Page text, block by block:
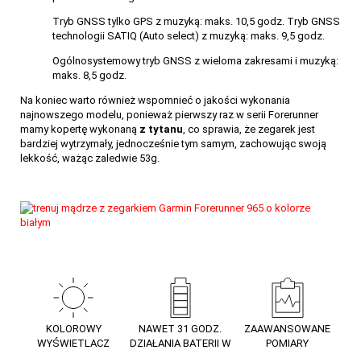
Tryb GNSS tylko GPS z muzyką: maks. 10,5 godz. Tryb GNSS
technologii SATIQ (Auto select) z muzyką: maks. 9,5 godz.
Ogólnosystemowy tryb GNSS z wieloma zakresami i muzyką:
maks. 8,5 godz.
Na koniec warto również wspomnieć o jakości wykonania
najnowszego modelu, ponieważ pierwszy raz w serii Forerunner
mamy kopertę wykonaną z tytanu , co sprawia, że zegarek jest
bardziej wytrzymały, jednocześnie tym samym, zachowując swoją
lekkość, ważąc zaledwie 53g.
KOLOROWY
WYŚWIETLACZ
NAWET 31 GODZ.
DZIAŁANIA BATERII W
ZAAWANSOWANE
POMIARY